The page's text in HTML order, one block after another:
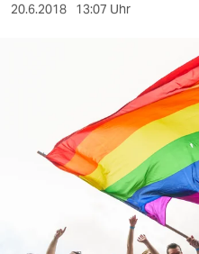
sport
wahrheit
verlag
veranstaltungen
20.6.2018 13:07 Uhr